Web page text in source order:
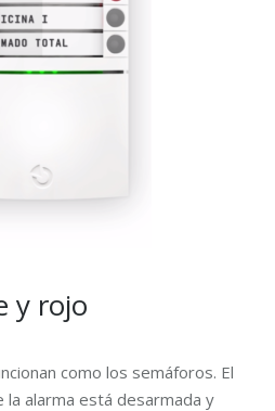
y rojo
como los semáforos. El
alarma está desarmada y